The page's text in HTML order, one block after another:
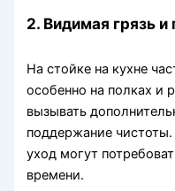
2. Видимая грязь и
На стойке на кухне
особенно на полках и
вызывать
поддержание
уход могут
времени.